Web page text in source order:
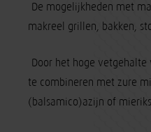
-De mogelijkheden met
makreel grillen, bakken,
-Door het hoge
te combineren met zure
(balsamico)azijn of